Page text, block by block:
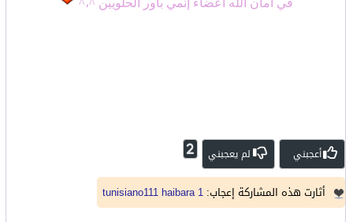
في أمان الله أعضاء إنمي باور الحلويين ^،^
أعجبني لم يعجبني 2
أثارت هذه المشاركة إعجاب: tunisiano111 haibara 1